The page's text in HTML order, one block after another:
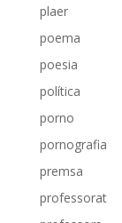
plaer
poema
poesia
política
porno
pornografia
premsa
professorat